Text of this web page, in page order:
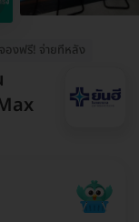
จองฟรี! จ่ายทีหลัง